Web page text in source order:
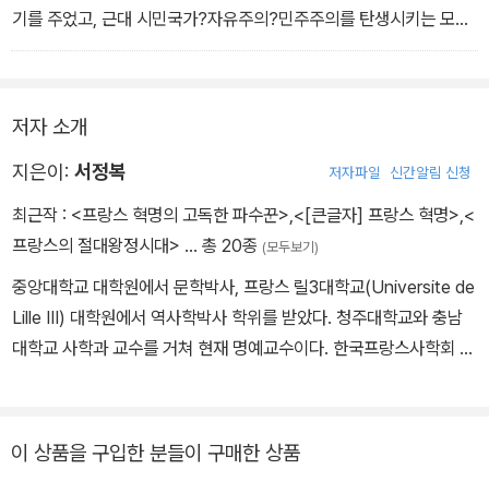
기를 주었고, 근대 시민국가?자유주의?민주주의를 탄생시키는 모델
이 되었다.-p4
은 될 수 없다”라고 했다. 혁명 당시 프랑스의 대외무역은 앙시앵 레
짐의 경제사에서 찾아볼 수 없을 만큼 활발했다. 농촌 실정이 좋지는
않았지만 지역에 따라 사정이 달랐다. 따라서 프랑스 혁명이 일어난
까닭은 동시에 결부되어 나타난 정치 위기와 경제 위기 및 왕의 무능
함, 그리고 앙시앵 레짐을 더 이상 유지해서는 안 된다는 의식의 자각
에서 찾아야 할 것이다. 또한 명사회의 태도에서 드러나듯 귀족들은
국가의 위기상황에 비협조적이면서 왕을 도우려 하지 않았는데, 이러
한 면들을 고려할 때 프랑스 혁명의 원인은 사회적?심리적 측면에서
저자 소개
지은이: 서정복 저자파일 신간알림 신청
최근작 : <프랑스 혁명의 고독한 파수꾼> <[큰글자] 프랑스 혁명> <
프랑스의 절대왕정시대> … 총 20종 (모두보기)
중앙대학교 대학원에서 문학박사, 프랑스 릴3대학교(Universite de
Lille III) 대학원에서 역사학박사 학위를 받았다. 청주대학교와 충남
대학교 사학과 교수를 거쳐 현재 명예교수이다. 한국프랑스사학회 회
로는 『프랑스 근대사연구』 『프랑스 혁명과 베르트랑 바래르』 『프랑
스 혁명과 나폴레옹 시대의 교육개혁사』 『살롱문화』 『소르본 대학』
이 상품을 구입한 분들이 구매한 상품